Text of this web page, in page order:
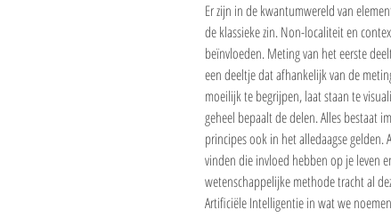
Er zijn in de kwantumwereld van
de klassieke zin. Non-localiteit en
beïnvloeden. Meting van het eerste
een deeltje dat afhankelijk van de
moeilijk te begrijpen, laat staan te
geheel bepaalt de delen. Alles bestaat
principes ook in het alledaagse
vinden die invloed hebben op je leven
wetenschappelijke methode tracht al
Artificiële Intelligentie in wat we